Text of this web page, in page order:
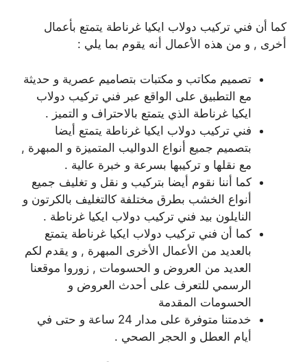
كما أن فني تركيب دولاب ايكيا غرناطة يتمتع بأعمال
أخرى , و من هذه الأعمال أنه يقوم بما يلي :
تصميم مكاتب و مكتبات بتصاميم عصرية و حديثة
مع التطبيق على الواقع عبر فني تركيب دولاب
ايكيا غرناطة الذي يتمتع بالاحتراف و التميز .
فني تركيب دولاب ايكيا غرناطة يتمتع أيضا
بتصميم جميع أنواع الدواليب المتميزة و المبهرة ,
مع نقلها و تركيبها بسرعة و خبرة عالية .
كما أننا نقوم أيضا بتركيب و نقل و تغليف جميع
أنواع الخشب بطرق مختلفة كالتغليف بالكرتون و
النايلون بيد فني تركيب دولاب ايكيا غرناطة .
كما أن فني تركيب دولاب ايكيا غرناطة يتمتع
بالعديد من الأعمال الأخرى المبهرة , و يقدم لكم
العديد من العروض و الحسومات , زوروا موقعنا
الرسمي للتعرف على أحدث العروض و
الحسومات المقدمة
خدمتنا متوفرة على مدار 24 ساعة و حتى في
أيام العطل و الحجر الصحي .